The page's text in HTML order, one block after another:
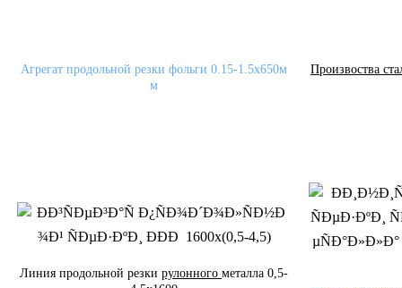
Агрегат продольной резки фольги 0.15-1.5x650м
м
Произвоства
Линия продольной резки рулонного металла 0,5-